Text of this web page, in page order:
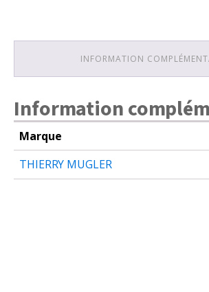
INFORMATION
Information
Marque
THIERRY MUGLER